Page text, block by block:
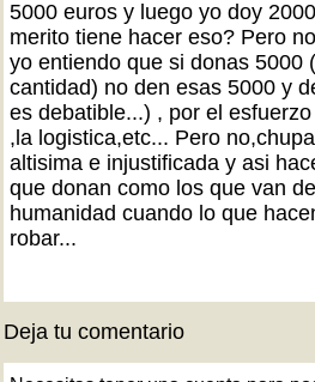
5000 euros y luego yo doy
merito tiene hacer eso? Pero
yo entiendo que si donas 5000
cantidad) no den esas 5000 y
es debatible...) , por el
,la logistica,etc... Pero
altisima e injustificada y asi
que donan como los que van
humanidad cuando lo que
robar...
Deja tu comentario